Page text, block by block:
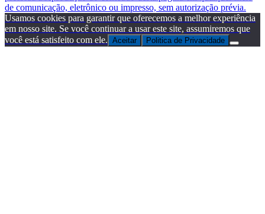
de comunicação, eletrônico ou impresso, sem autorização prévia.
Usamos cookies para garantir que oferecemos a melhor experiência
em nosso site. Se você continuar a usar este site, assumiremos que
você está satisfeito com ele. Aceitar Politica de Privacidade